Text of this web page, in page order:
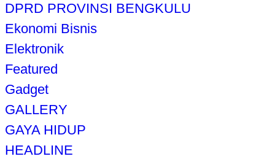
DPRD PROVINSI BENGKULU
Ekonomi Bisnis
Elektronik
Featured
Gadget
GALLERY
GAYA HIDUP
HEADLINE